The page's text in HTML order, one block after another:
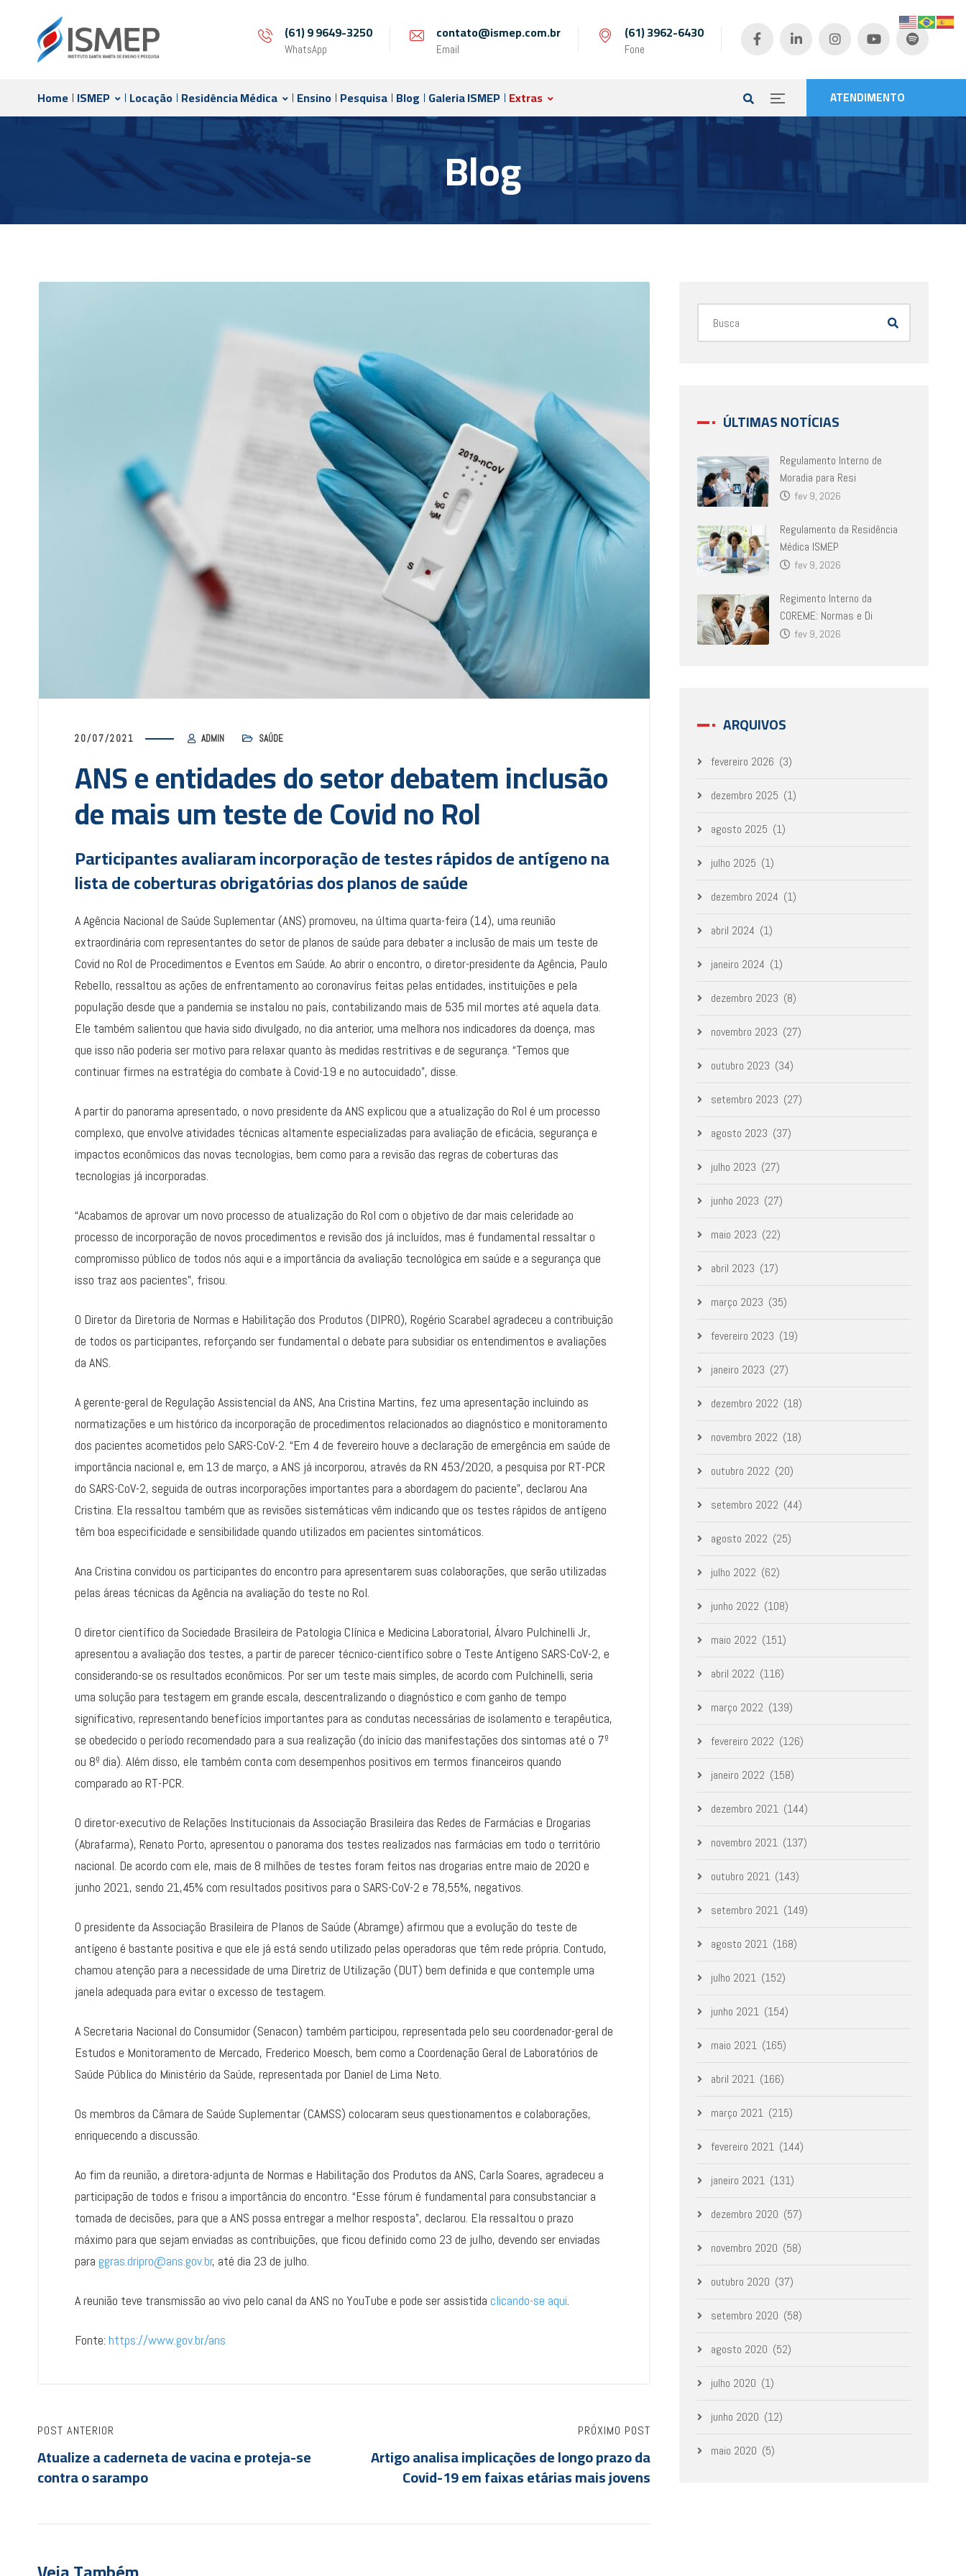
(61) 9 9649-3250
WhatsApp
contato@ismep.com.br
Email
(61) 3962-6430
Fone
ATENDIMENTO
Home ISMEP Locação Residência Médica Ensino Pesquisa Blog Galeria ISMEP Extras
Blog
20/07/2021 ADMIN SAÚDE
ANS e entidades do setor debatem inclusão
de mais um teste de Covid no Rol
Participantes avaliaram incorporação de testes rápidos de antígeno na
lista de coberturas obrigatórias dos planos de saúde
A Agência Nacional de Saúde Suplementar (ANS) promoveu, na última quarta-feira (14), uma reunião
extraordinária com representantes do setor de planos de saúde para debater a inclusão de mais um teste de
Covid no Rol de Procedimentos e Eventos em Saúde. Ao abrir o encontro, o diretor-presidente da Agência, Paulo
Rebello, ressaltou as ações de enfrentamento ao coronavírus feitas pelas entidades, instituições e pela
população desde que a pandemia se instalou no país, contabilizando mais de 535 mil mortes até aquela data.
Ele também salientou que havia sido divulgado, no dia anterior, uma melhora nos indicadores da doença, mas
que isso não poderia ser motivo para relaxar quanto às medidas restritivas e de segurança. “Temos que
continuar firmes na estratégia do combate à Covid-19 e no autocuidado”, disse.
A partir do panorama apresentado, o novo presidente da ANS explicou que a atualização do Rol é um processo
complexo, que envolve atividades técnicas altamente especializadas para avaliação de eficácia, segurança e
impactos econômicos das novas tecnologias, bem como para a revisão das regras de coberturas das
tecnologias já incorporadas.
“Acabamos de aprovar um novo processo de atualização do Rol com o objetivo de dar mais celeridade ao
processo de incorporação de novos procedimentos e revisão dos já incluídos, mas é fundamental ressaltar o
compromisso público de todos nós aqui e a importância da avaliação tecnológica em saúde e a segurança que
isso traz aos pacientes”, frisou.
O Diretor da Diretoria de Normas e Habilitação dos Produtos (DIPRO), Rogério Scarabel agradeceu a contribuição
de todos os participantes, reforçando ser fundamental o debate para subsidiar os entendimentos e avaliações
da ANS.
A gerente-geral de Regulação Assistencial da ANS, Ana Cristina Martins, fez uma apresentação incluindo as
normatizações e um histórico da incorporação de procedimentos relacionados ao diagnóstico e monitoramento
dos pacientes acometidos pelo SARS-CoV-2. “Em 4 de fevereiro houve a declaração de emergência em saúde de
importância nacional e, em 13 de março, a ANS já incorporou, através da RN 453/2020, a pesquisa por RT-PCR
do SARS-CoV-2, seguida de outras incorporações importantes para a abordagem do paciente”, declarou Ana
Cristina. Ela ressaltou também que as revisões sistemáticas vêm indicando que os testes rápidos de antígeno
têm boa especificidade e sensibilidade quando utilizados em pacientes sintomáticos.
Ana Cristina convidou os participantes do encontro para apresentarem suas colaborações, que serão utilizadas
pelas áreas técnicas da Agência na avaliação do teste no Rol.
O diretor científico da Sociedade Brasileira de Patologia Clínica e Medicina Laboratorial, Álvaro Pulchinelli Jr.,
apresentou a avaliação dos testes, a partir de parecer técnico-científico sobre o Teste Antígeno SARS-CoV-2, e
considerando-se os resultados econômicos. Por ser um teste mais simples, de acordo com Pulchinelli, seria
uma solução para testagem em grande escala, descentralizando o diagnóstico e com ganho de tempo
significativo, representando benefícios importantes para as condutas necessárias de isolamento e terapêutica,
se obedecido o período recomendado para a sua realização (do início das manifestações dos sintomas até o 7º
ou 8º dia). Além disso, ele também conta com desempenhos positivos em termos financeiros quando
comparado ao RT-PCR.
O diretor-executivo de Relações Institucionais da Associação Brasileira das Redes de Farmácias e Drogarias
(Abrafarma), Renato Porto, apresentou o panorama dos testes realizados nas farmácias em todo o território
nacional. De acordo com ele, mais de 8 milhões de testes foram feitos nas drogarias entre maio de 2020 e
junho 2021, sendo 21,45% com resultados positivos para o SARS-CoV-2 e 78,55%, negativos.
O presidente da Associação Brasileira de Planos de Saúde (Abramge) afirmou que a evolução do teste de
antígeno é bastante positiva e que ele já está sendo utilizado pelas operadoras que têm rede própria. Contudo,
chamou atenção para a necessidade de uma Diretriz de Utilização (DUT) bem definida e que contemple uma
janela adequada para evitar o excesso de testagem.
A Secretaria Nacional do Consumidor (Senacon) também participou, representada pelo seu coordenador-geral de
Estudos e Monitoramento de Mercado, Frederico Moesch, bem como a Coordenação Geral de Laboratórios de
Saúde Pública do Ministério da Saúde, representada por Daniel de Lima Neto.
Os membros da Câmara de Saúde Suplementar (CAMSS) colocaram seus questionamentos e colaborações,
enriquecendo a discussão.
Ao fim da reunião, a diretora-adjunta de Normas e Habilitação dos Produtos da ANS, Carla Soares, agradeceu a
participação de todos e frisou a importância do encontro. “Esse fórum é fundamental para consubstanciar a
tomada de decisões, para que a ANS possa entregar a melhor resposta”, declarou. Ela ressaltou o prazo
máximo para que sejam enviadas as contribuições, que ficou definido como 23 de julho, devendo ser enviadas
para ggras.dripro@ans.gov.br, até dia 23 de julho.
A reunião teve transmissão ao vivo pelo canal da ANS no YouTube e pode ser assistida clicando-se aqui.
Fonte: https://www.gov.br/ans
POST ANTERIOR
Atualize a caderneta de vacina e proteja-se
contra o sarampo
PRÓXIMO POST
Artigo analisa implicações de longo prazo da
Covid-19 em faixas etárias mais jovens
ÚLTIMAS NOTÍCIAS
Regulamento Interno de
Moradia para Resi
fev 9, 2026
Regulamento da Residência
Médica ISMEP
fev 9, 2026
Regimento Interno da
COREME: Normas e Di
fev 9, 2026
ARQUIVOS
fevereiro 2026 (3)
dezembro 2025 (1)
agosto 2025 (1)
julho 2025 (1)
dezembro 2024 (1)
abril 2024 (1)
janeiro 2024 (1)
dezembro 2023 (8)
novembro 2023 (27)
outubro 2023 (34)
setembro 2023 (27)
agosto 2023 (37)
julho 2023 (27)
junho 2023 (27)
maio 2023 (22)
abril 2023 (17)
março 2023 (35)
fevereiro 2023 (19)
janeiro 2023 (27)
dezembro 2022 (18)
novembro 2022 (18)
outubro 2022 (20)
setembro 2022 (44)
agosto 2022 (25)
julho 2022 (62)
junho 2022 (108)
maio 2022 (151)
abril 2022 (116)
março 2022 (139)
fevereiro 2022 (126)
janeiro 2022 (158)
dezembro 2021 (144)
novembro 2021 (137)
outubro 2021 (143)
setembro 2021 (149)
agosto 2021 (168)
julho 2021 (152)
junho 2021 (154)
maio 2021 (165)
abril 2021 (166)
março 2021 (215)
fevereiro 2021 (144)
janeiro 2021 (131)
dezembro 2020 (57)
novembro 2020 (58)
outubro 2020 (37)
setembro 2020 (58)
agosto 2020 (52)
julho 2020 (1)
junho 2020 (12)
maio 2020 (5)